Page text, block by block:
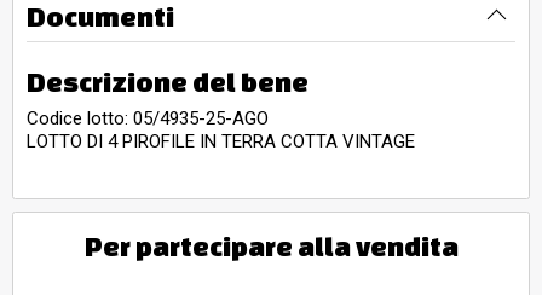
Documenti
Descrizione del bene
Codice lotto: 05/4935-25-AGO
LOTTO DI 4 PIROFILE IN TERRA COTTA VINTAGE
Per partecipare alla vendita